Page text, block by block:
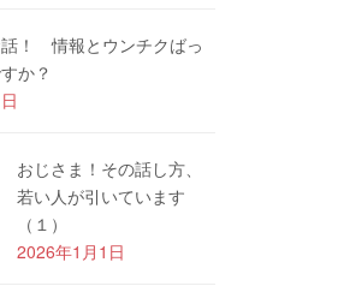
！ 情報とウンチクばっ
か？
おじさま！その話し方、
若い人が引いています
（１）
2026年1月1日